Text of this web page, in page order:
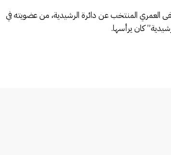
العمري المنتخب عن دائرة الرشيدية، من عضويته في